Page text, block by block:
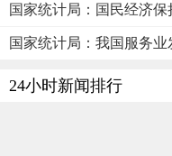
国家统计局：国民经济
国家统计局：我国服务
24小时新闻排行